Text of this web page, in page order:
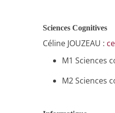
Sciences Cognitives
Céline JOUZEAU :
M1 Sciences
M2 Sciences